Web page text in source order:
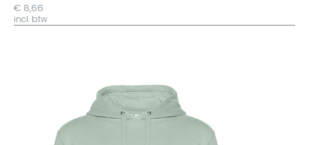
€ 8,66
incl. btw